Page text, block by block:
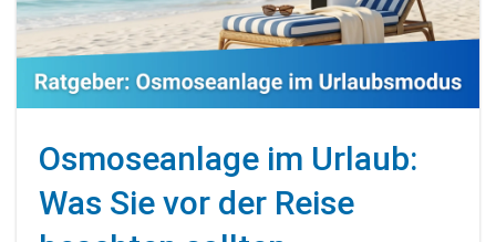
Osmoseanlage im Urlaub:
Was Sie vor der Reise